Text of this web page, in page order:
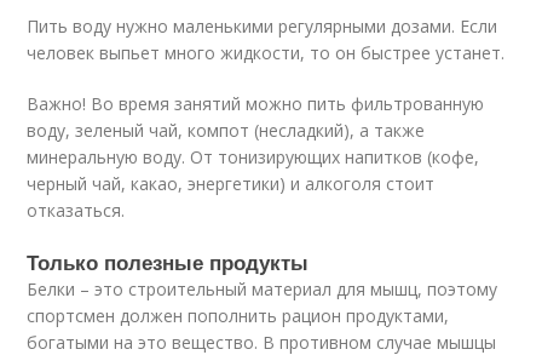
Пить воду нужно маленькими регулярными дозами. Если
человек выпьет много жидкости, то он быстрее устанет.
Важно! Во время занятий можно пить фильтрованную
воду, зеленый чай, компот (несладкий), а также
минеральную воду. От тонизирующих напитков (кофе,
черный чай, какао, энергетики) и алкоголя стоит
отказаться.
Только полезные продукты
Белки – это строительный материал для мышц, поэтому
спортсмен должен пополнить рацион продуктами,
богатыми на это вещество. В противном случае мышцы